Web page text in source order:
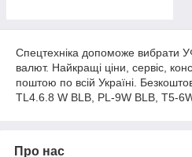
Спецтехніка допоможе вибрати
валют. Найкращі ціни, сервіс,
поштою по всій Україні.
TL4.6.8 W BLB, PL-9W BLB, T5-
Про нас